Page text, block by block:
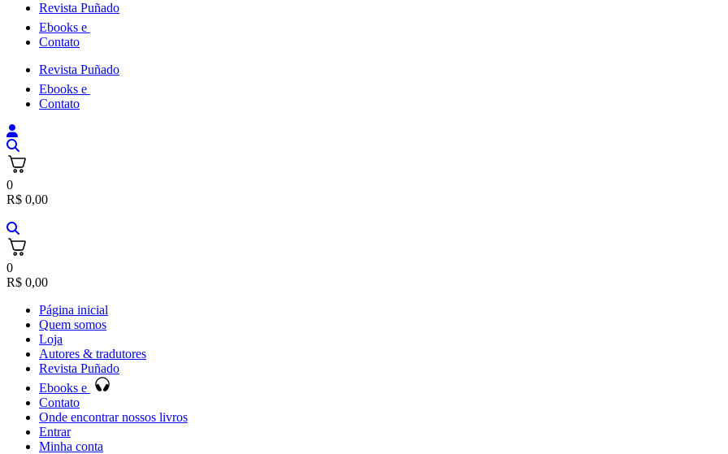
Revista Puñado
Ebooks e
Contato
Revista Puñado
Ebooks e
Contato
0
R$ 0,00
0
R$ 0,00
Página inicial
Quem somos
Loja
Autores & tradutores
Revista Puñado
Ebooks e
Contato
Onde encontrar nossos livros
Entrar
Minha conta